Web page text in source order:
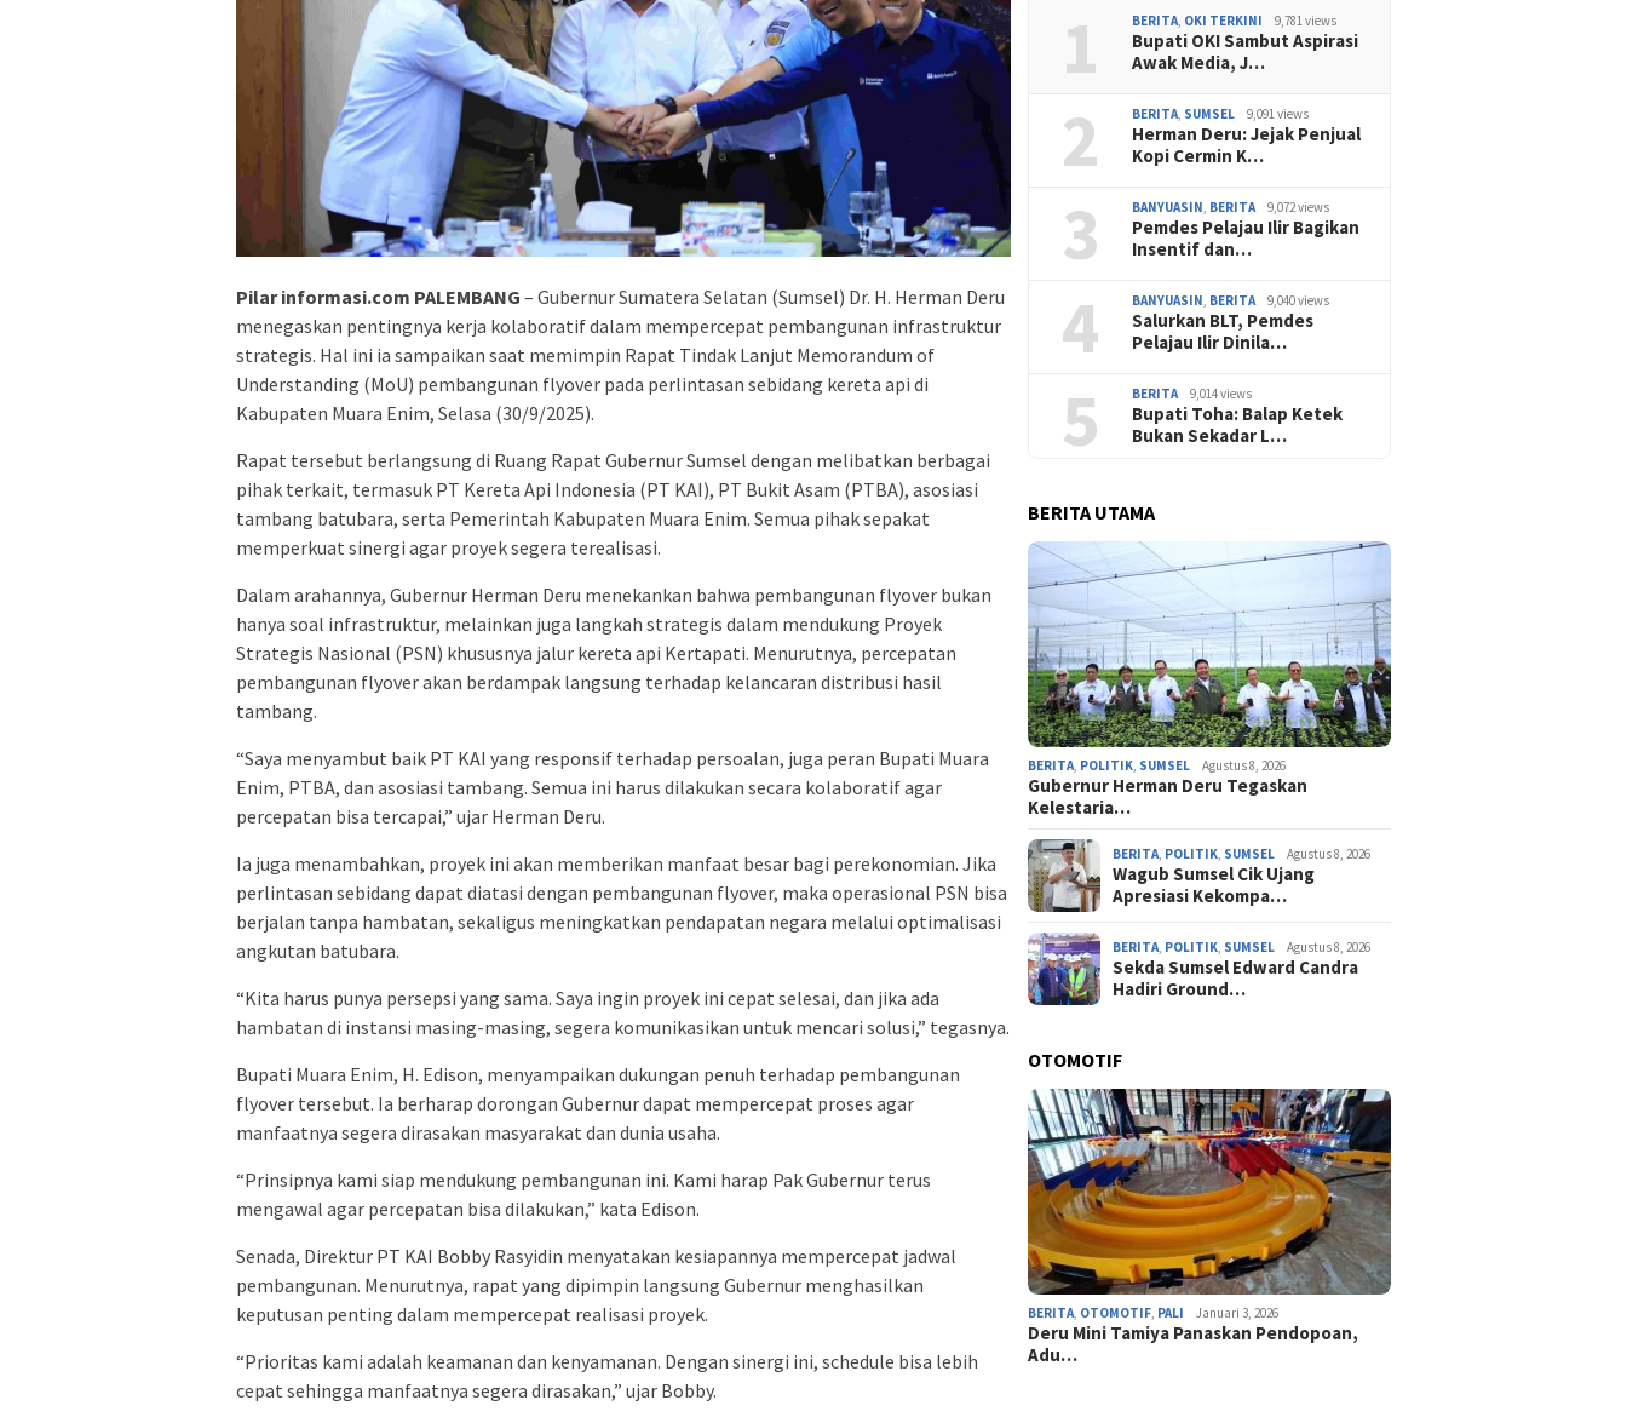
Pilar informasi.com PALEMBANG – Gubernur Sumatera Selatan (Sumsel) Dr. H. Herman Deru
menegaskan pentingnya kerja kolaboratif dalam mempercepat pembangunan infrastruktur
strategis. Hal ini ia sampaikan saat memimpin Rapat Tindak Lanjut Memorandum of
Understanding (MoU) pembangunan flyover pada perlintasan sebidang kereta api di
Kabupaten Muara Enim, Selasa (30/9/2025).
Rapat tersebut berlangsung di Ruang Rapat Gubernur Sumsel dengan melibatkan berbagai
pihak terkait, termasuk PT Kereta Api Indonesia (PT KAI), PT Bukit Asam (PTBA), asosiasi
tambang batubara, serta Pemerintah Kabupaten Muara Enim. Semua pihak sepakat
memperkuat sinergi agar proyek segera terealisasi.
Dalam arahannya, Gubernur Herman Deru menekankan bahwa pembangunan flyover bukan
hanya soal infrastruktur, melainkan juga langkah strategis dalam mendukung Proyek
Strategis Nasional (PSN) khususnya jalur kereta api Kertapati. Menurutnya, percepatan
pembangunan flyover akan berdampak langsung terhadap kelancaran distribusi hasil
tambang.
“Saya menyambut baik PT KAI yang responsif terhadap persoalan, juga peran Bupati Muara
Enim, PTBA, dan asosiasi tambang. Semua ini harus dilakukan secara kolaboratif agar
percepatan bisa tercapai,” ujar Herman Deru.
Ia juga menambahkan, proyek ini akan memberikan manfaat besar bagi perekonomian. Jika
perlintasan sebidang dapat diatasi dengan pembangunan flyover, maka operasional PSN bisa
berjalan tanpa hambatan, sekaligus meningkatkan pendapatan negara melalui optimalisasi
angkutan batubara.
“Kita harus punya persepsi yang sama. Saya ingin proyek ini cepat selesai, dan jika ada
hambatan di instansi masing-masing, segera komunikasikan untuk mencari solusi,” tegasnya.
Bupati Muara Enim, H. Edison, menyampaikan dukungan penuh terhadap pembangunan
flyover tersebut. Ia berharap dorongan Gubernur dapat mempercepat proses agar
manfaatnya segera dirasakan masyarakat dan dunia usaha.
“Prinsipnya kami siap mendukung pembangunan ini. Kami harap Pak Gubernur terus
mengawal agar percepatan bisa dilakukan,” kata Edison.
Senada, Direktur PT KAI Bobby Rasyidin menyatakan kesiapannya mempercepat jadwal
pembangunan. Menurutnya, rapat yang dipimpin langsung Gubernur menghasilkan
keputusan penting dalam mempercepat realisasi proyek.
“Prioritas kami adalah keamanan dan kenyamanan. Dengan sinergi ini, schedule bisa lebih
cepat sehingga manfaatnya segera dirasakan,” ujar Bobby.
1 BERITA, OKI TERKINI 9,781 views
Bupati OKI Sambut Aspirasi
Awak Media, J…
2 BERITA, SUMSEL 9,091 views
Herman Deru: Jejak Penjual
Kopi Cermin K…
3 BANYUASIN, BERITA 9,072 views
Pemdes Pelajau Ilir Bagikan
Insentif dan…
4 BANYUASIN, BERITA 9,040 views
Salurkan BLT, Pemdes
Pelajau Ilir Dinila…
5 BERITA 9,014 views
Bupati Toha: Balap Ketek
Bukan Sekadar L…
BERITA UTAMA
BERITA, POLITIK, SUMSEL Agustus 8, 2026
Gubernur Herman Deru Tegaskan
Kelestaria…
BERITA, POLITIK, SUMSEL Agustus 8, 2026
Wagub Sumsel Cik Ujang
Apresiasi Kekompa…
BERITA, POLITIK, SUMSEL Agustus 8, 2026
Sekda Sumsel Edward Candra
Hadiri Ground…
OTOMOTIF
BERITA, OTOMOTIF, PALI Januari 3, 2026
Deru Mini Tamiya Panaskan Pendopoan,
Adu…